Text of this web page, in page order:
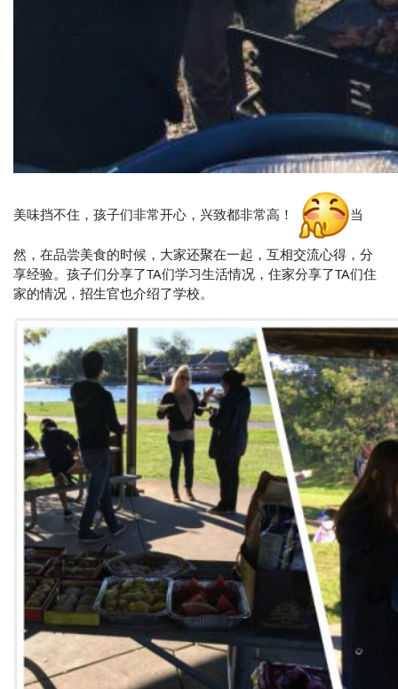
美味挡不住，孩子们非常开心，兴致都非常高！ 当
然，在品尝美食的时候，大家还聚在一起，互相交流心得，分
享经验。孩子们分享了TA们学习生活情况，住家分享了TA们住
家的情况，招生官也介绍了学校。